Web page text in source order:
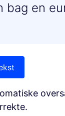
bag en